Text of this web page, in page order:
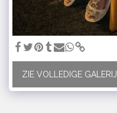
ZIE VOLLEDIGE GALERIJ